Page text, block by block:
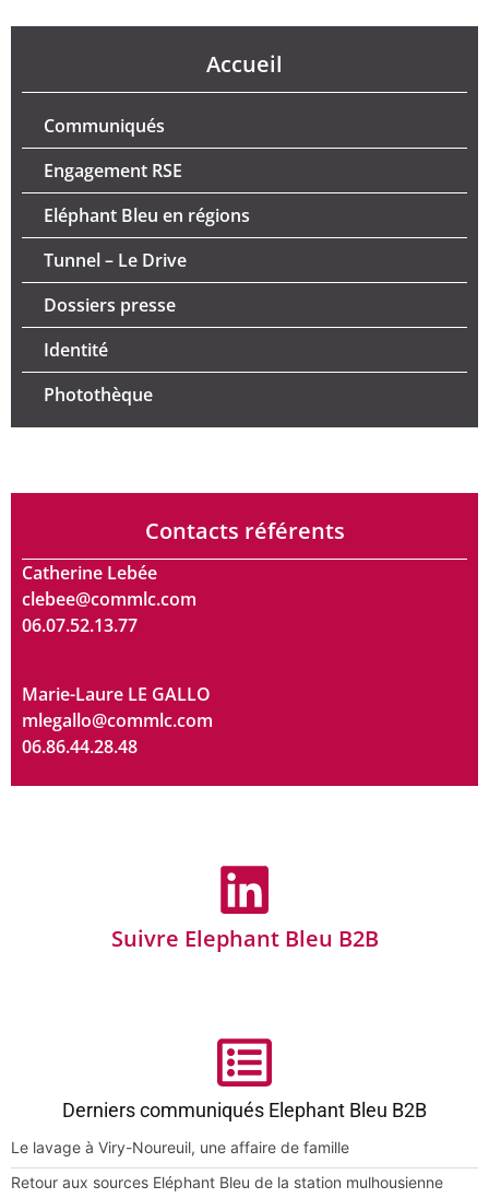
Accueil
Communiqués
Engagement RSE
Eléphant Bleu en régions
Tunnel – Le Drive
Dossiers presse
Identité
Photothèque
Contacts référents
Catherine Lebée
clebee@commlc.com
06.07.52.13.77
Marie-Laure LE GALLO
mlegallo@commlc.com
06.86.44.28.48
Suivre Elephant Bleu B2B
Derniers communiqués Elephant Bleu B2B
Le lavage à Viry-Noureuil, une affaire de famille
Retour aux sources Eléphant Bleu de la station mulhousienne